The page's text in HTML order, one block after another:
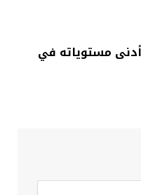
مستوياته في